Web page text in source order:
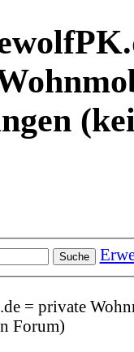
Suche
= private
Forum)